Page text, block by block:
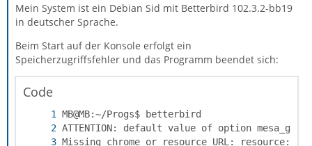
Mein System ist ein Debian Sid mit Betterbird 102.3.2-bb19
in deutscher Sprache.
Beim Start auf der Konsole erfolgt ein
Speicherzugriffsfehler und das Programm beendet sich:
Code